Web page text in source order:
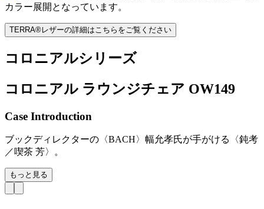
カラー展開となっています。
TERRA®レザーの詳細はこちらをご覧ください
コロニアルシリーズ
コロニアル ラウンジチェア OW149
Case Introduction
ブックディレクターの〈BACH〉幅允孝氏が手がける〈鈍考
／喫茶 芳〉。
もっと見る